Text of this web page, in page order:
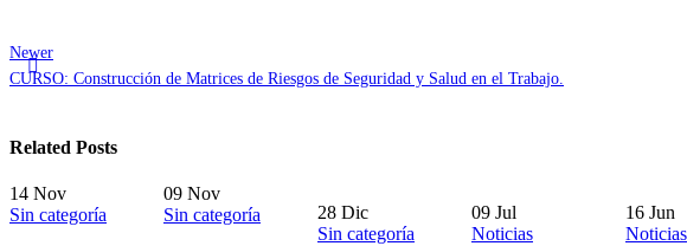
Newer
CURSO: Construcción de Matrices de Riesgos de Seguridad y Salud en el Trabajo.
Related Posts
14 Nov
Sin categoría
09 Nov
Sin categoría
28 Dic
Sin categoría
09 Jul
Noticias
16 Jun
Noticias